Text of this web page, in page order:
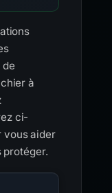
à
ci-
vous aider